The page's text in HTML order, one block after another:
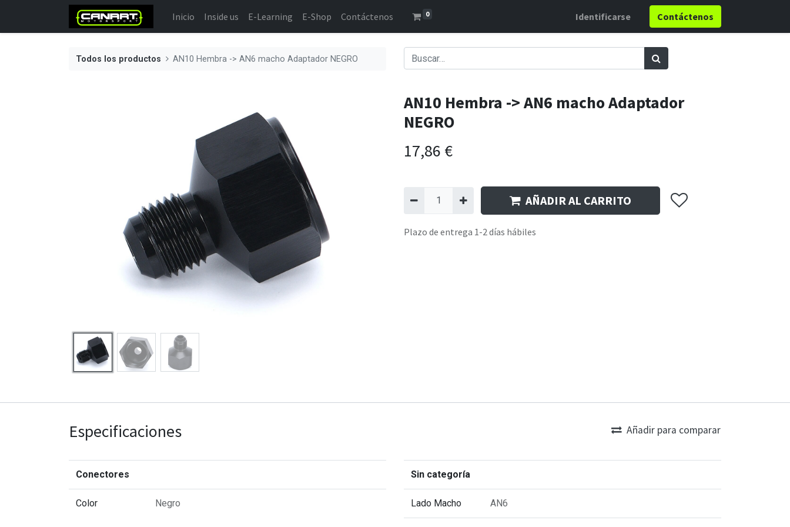
Inicio Inside us E-Learning E-Shop Contáctenos 0 Identificarse Contáctenos
Todos los productos AN10 Hembra -> AN6 macho Adaptador NEGRO
AN10 Hembra -> AN6 macho Adaptador
NEGRO
17,86 €
AÑADIR AL CARRITO
Plazo de entrega 1-2 días hábiles
Especificaciones Añadir para comparar
Conectores
Color Negro
Sin categoría
Lado Macho AN6